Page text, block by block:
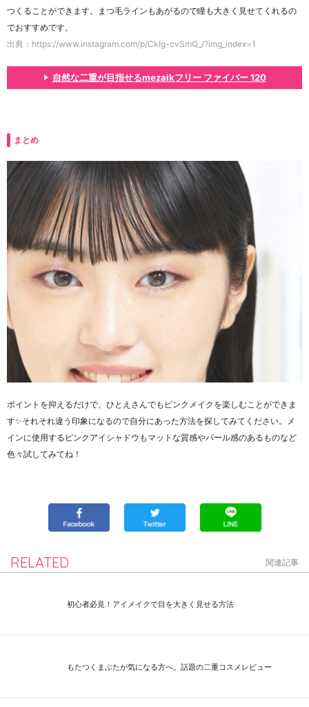
つくることができます。まつ毛ラインもあがるので瞳も大きく見せてくれるの
でおすすめです。
出典：https://www.instagram.com/p/CkIg-cvSmQ_/?img_index=1
自然な二重が目指せるmezaikフリー ファイバー 120
まとめ
ポイントを抑えるだけで、ひとえさんでもピンクメイクを楽しむことができま
す✨それそれ違う印象になるので自分にあった方法を探してみてください。メ
インに使用するピンクアイシャドウもマットな質感やパール感のあるものなど
色々試してみてね！
RELATED 関連記事
初心者必見！アイメイクで目を大きく見せる方法
もたつくまぶたが気になる方へ。話題の二重コスメレビュー